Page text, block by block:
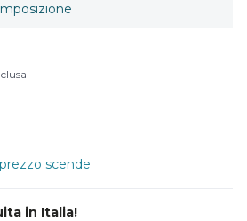
scende
in Italia!